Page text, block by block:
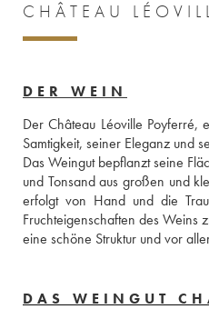
DER WEIN
Der Château Léoville Poyferré,
Samtigkeit, seiner Eleganz und
Das Weingut bepflanzt seine
und Tonsand aus großen und
erfolgt von Hand und die
Fruchteigenschaften des
eine schöne Struktur und vor
DAS WEINGUT